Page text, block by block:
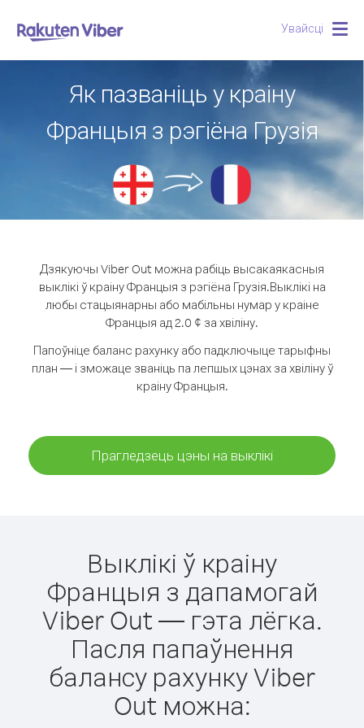
Увайсці
Як пазваніць у краіну
Францыя з рэгіёна Грузія
Дзякуючы Viber Out можна рабіць высакаякасныя
выклікі ў краіну Францыя з рэгіёна Грузія.Выклікі на
любы стацыянарны або мабільны нумар у краіне
Францыя ад 2.0 ¢ за хвіліну.
Папоўніце баланс рахунку або падключыце тарыфны
план — і зможаце званіць па лепшых цэнах за хвіліну ў
краіну Францыя.
Прагледзець цэны на выклікі
Выклікі ў краіну
Францыя з дапамогай
Viber Out — гэта лёгка.
Пасля папаўнення
балансу рахунку Viber
Out можна: